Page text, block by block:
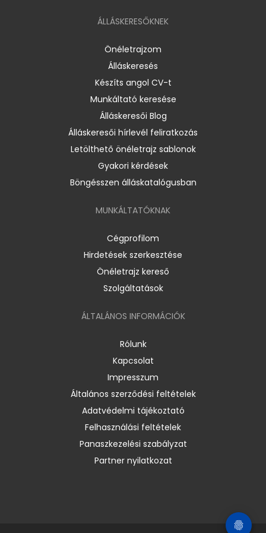
ÁLLÁSKERESŐKNEK
Önéletrajzom
Álláskeresés
Készíts angol CV-t
Munkáltató keresése
Álláskeresői Blog
Álláskeresői hírlevél feliratkozás
Letölthető önéletrajz sablonok
Gyakori kérdések
Böngésszen álláskatalógusban
MUNKÁLTATÓKNAK
Cégprofilom
Hirdetések szerkesztése
Önéletrajz kereső
Szolgáltatások
ÁLTALÁNOS INFORMÁCIÓK
Rólunk
Kapcsolat
Impresszum
Általános szerződési feltételek
Adatvédelmi tájékoztató
Felhasználási feltételek
Panaszkezelési szabályzat
Partner nyilatkozat